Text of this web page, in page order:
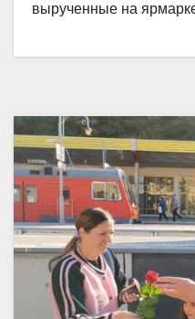
вырученные на